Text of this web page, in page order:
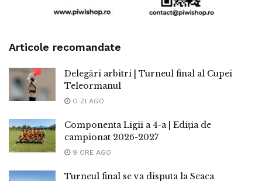
Articole recomandate
Delegări arbitri | Turneul final al Cupei
Teleormanul
O ZI AGO
Componenta Ligii a 4-a | Ediția de
campionat 2026-2027
9 ORE AGO
Turneul final se va disputa la Seaca